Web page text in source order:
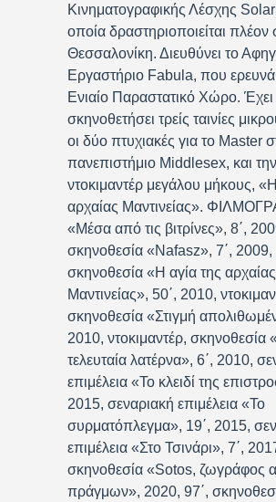
Κινηματογραφικής Λέσχης
οποία δραστηριοποιείται πλέον
Θεσσαλονίκη. Διευθύνει το
Εργαστήριο Fabula, που ερευνά
Ενιαίο Παραστατικό Χώρο. Έχει
σκηνοθετήσει τρείς ταινίες
οι δύο πτυχιακές για το Master
πανεπιστήμιο Middlesex, και την
ντοκιμαντέρ μεγάλου μήκους,
αρχαίας Μαντινείας».
«Μέσα από τις βιτρίνες», 8΄,
σκηνοθεσία «Nafasz», 7΄, 2009,
σκηνοθεσία «Η αγία της αρχαίας
Μαντινείας», 50΄, 2010,
σκηνοθεσία «Στιγμή
2010, ντοκιμαντέρ, σκηνοθεσία
τελευταία λατέρνα», 6΄, 2010,
επιμέλεια «Το κλειδί της
2015, σεναριακή επιμέλεια «Το
συρματόπλεγμα», 19΄, 2015,
επιμέλεια «Στο Τσινάρι», 7΄,
σκηνοθεσία «Sotos, ζωγράφος
πράγμων», 2020, 97΄,